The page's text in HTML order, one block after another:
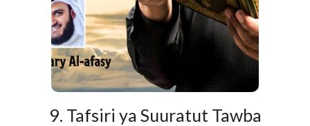
9. Tafsiri ya Suuratut Tawba